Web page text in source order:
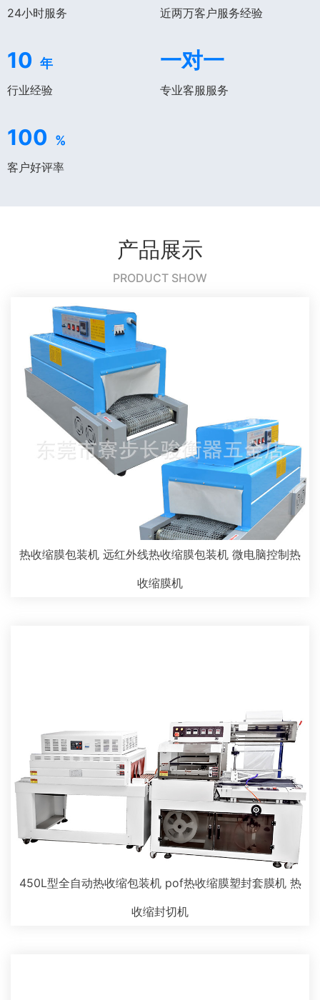
24小时服务 近两万客户服务经验
10 年
行业经验
一对一
专业客服服务
100 %
客户好评率
产品展示
PRODUCT SHOW
热收缩膜包装机 远红外线热收缩膜包装机 微电脑控制热
收缩膜机
450L型全自动热收缩包装机 pof热收缩膜塑封套膜机 热
收缩封切机